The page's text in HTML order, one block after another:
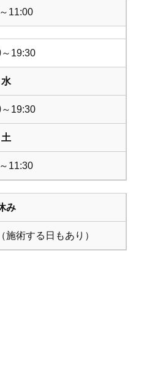
11:00
19:30
水
19:30
土
11:30
み
施術する日もあり）